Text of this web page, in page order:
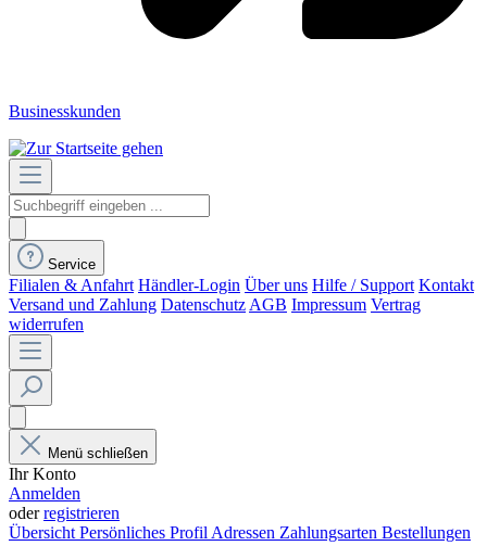
Businesskunden
Service
Filialen & Anfahrt Händler-Login Über uns Hilfe / Support Kontakt
Versand und Zahlung Datenschutz AGB Impressum Vertrag
widerrufen
Menü schließen
Ihr Konto
Anmelden
oderregistrieren
Übersicht Persönliches Profil Adressen Zahlungsarten Bestellungen